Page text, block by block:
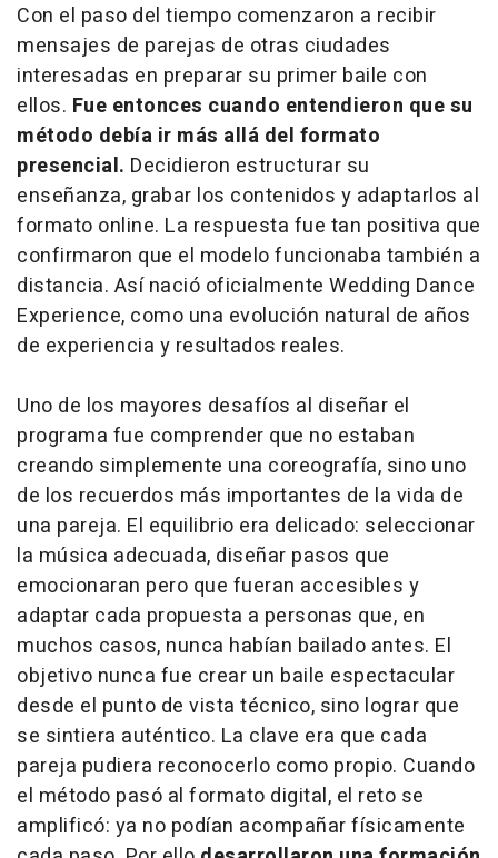
Con el paso del tiempo comenzaron a recibir
mensajes de parejas de otras ciudades
interesadas en preparar su primer baile con
ellos. Fue entonces cuando entendieron que su
método debía ir más allá del formato
presencial. Decidieron estructurar su
enseñanza, grabar los contenidos y adaptarlos al
formato online. La respuesta fue tan positiva que
confirmaron que el modelo funcionaba también a
distancia. Así nació oficialmente Wedding Dance
Experience, como una evolución natural de años
de experiencia y resultados reales.
Uno de los mayores desafíos al diseñar el
programa fue comprender que no estaban
creando simplemente una coreografía, sino uno
de los recuerdos más importantes de la vida de
una pareja. El equilibrio era delicado: seleccionar
la música adecuada, diseñar pasos que
emocionaran pero que fueran accesibles y
adaptar cada propuesta a personas que, en
muchos casos, nunca habían bailado antes. El
objetivo nunca fue crear un baile espectacular
desde el punto de vista técnico, sino lograr que
se sintiera auténtico. La clave era que cada
pareja pudiera reconocerlo como propio. Cuando
el método pasó al formato digital, el reto se
amplificó: ya no podían acompañar físicamente